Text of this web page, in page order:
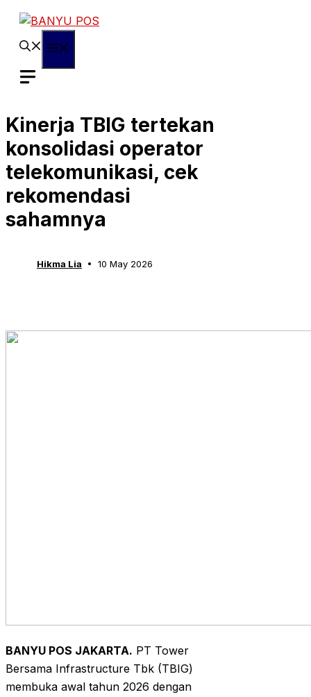
Skip
content
Kinerja TBIG tertekan
konsolidasi operator
telekomunikasi, cek
rekomendasi
sahamnya
Hikma Lia 10 May 2026
BANYU POS JAKARTA. PT Tower
Bersama Infrastructure Tbk (TBIG)
membuka awal tahun 2026 dengan